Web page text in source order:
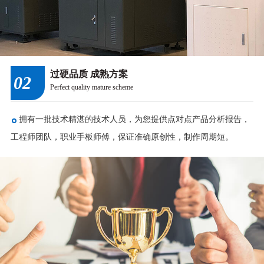
02 过硬品质 成熟方案
Perfect quality mature scheme
拥有一批技术精湛的技术人员，为您提供点对点产品分析报告，
工程师团队，职业手板师傅，保证准确原创性，制作周期短。